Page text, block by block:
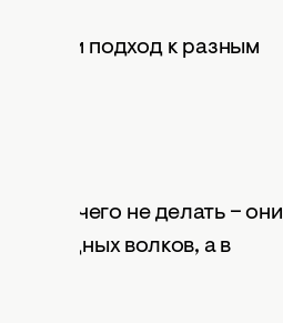
найти подход к разным
ничего не делать – они
хищных волков, а в